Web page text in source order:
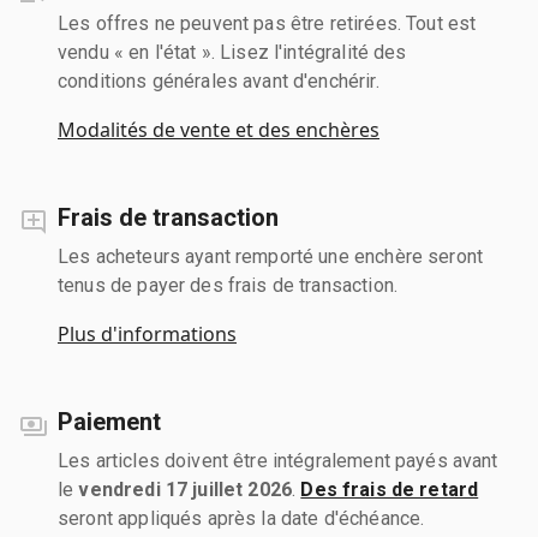
Les offres ne peuvent pas être retirées. Tout est
vendu « en l'état ». Lisez l'intégralité des
conditions générales avant d'enchérir.
Modalités de vente et des enchères
Frais de transaction
Les acheteurs ayant remporté une enchère seront
tenus de payer des frais de transaction.
Plus d'informations
Paiement
Les articles doivent être intégralement payés avant
levendredi 17 juillet 2026 Des frais de retard
seront appliqués après la date d'échéance.